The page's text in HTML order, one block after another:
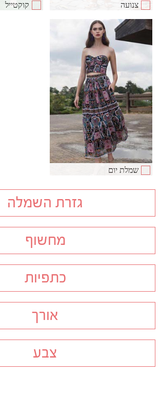
צנועה קוקטייל
שמלת יום
גזרת השמלה
מחשוף
כתפיות
אורך
צבע